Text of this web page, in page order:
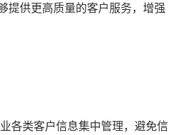
提供更高质量的客户服务，增强
各类客户信息集中管理，避免信